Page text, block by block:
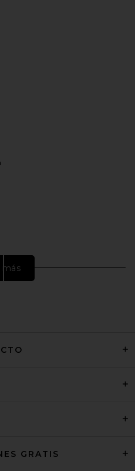
más
GRATIS